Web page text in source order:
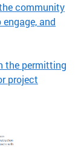
community
and
the permitting
project